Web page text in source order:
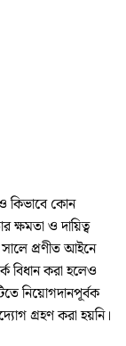
কিভাবে কোন
ক্ষমতা ও দায়িত্ব
প্রণীত আইনে
বিধান করা হলেও
নিয়োগদানপূর্বক
গ্রহণ করা হয়নি।